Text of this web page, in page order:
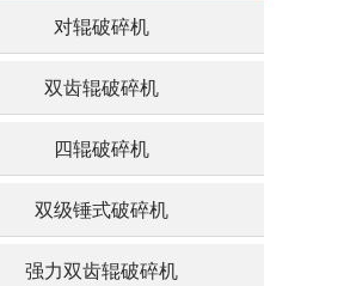
对辊破碎机
双齿辊破碎机
四辊破碎机
双级锤式破碎机
强力双齿辊破碎机